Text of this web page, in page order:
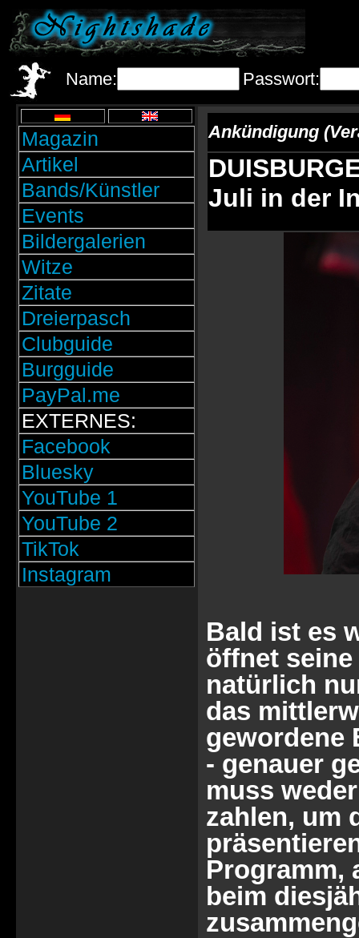
Name: Passwort:
Magazin
Artikel
Bands/Künstler
Events
Bildergalerien
Witze
Zitate
Dreierpasch
Clubguide
Burgguide
PayPal.me
EXTERNES:
Facebook
Bluesky
YouTube 1
YouTube 2
TikTok
Instagram
Ankündigung
Juli in der
Bald ist es
öffnet
natürlich
das
gewordene
- genauer
muss
zahlen, um
Programm,
beim